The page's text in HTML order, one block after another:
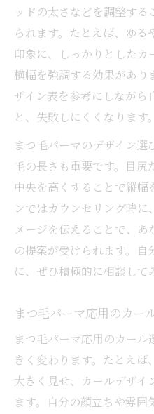
ッドの太さなどを調整す
られます。たとえば、ゆ
印象に、しっかりとした
横幅を強調する効果があ
ザイン表を参考にしながら
と、失敗しにくくなります。
まつ毛パーマのデザイン選
毛の長さも重要です。目尻
中央を高くすることで縦幅
ンではカウンセリング時に
メージを伝えることで、あ
の提案が受けられます。自
に、ぜひ積極的に相談して
まつ毛パーマ応用のカー
まつ毛パーマ応用のカー
きく変わります。たとえ
大きく見せ、カールデザイ
ます。自分の顔立ちや雰囲